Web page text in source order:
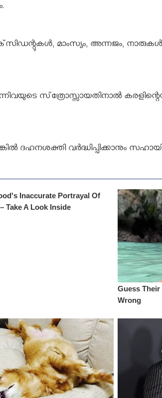
മാംസ്യം, അന്നജം,
സ്‌ത്രോസ്സായതിനാല്‍
ദഹനശക്തി വര്‍ദ്ധിപ്പിക്കാനും